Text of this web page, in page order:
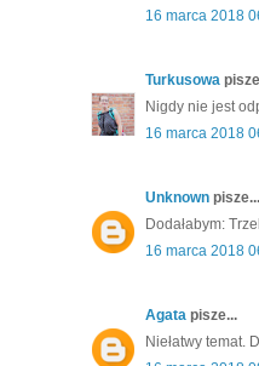
16 marca 2018
Turkusowa
Nigdy nie jest
16 marca 2018
Unknown pisze...
Dodałabym:
16 marca 2018
Agata pisze...
Niełatwy temat.